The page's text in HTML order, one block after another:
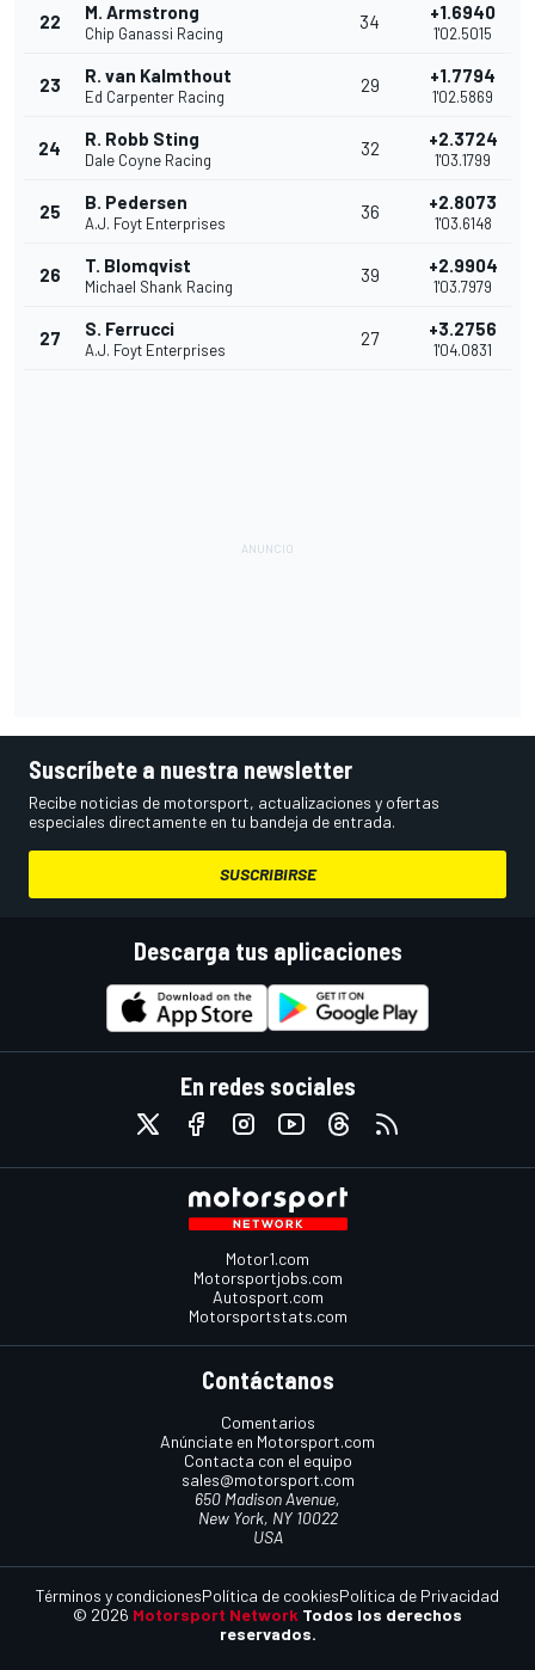
22 M. Armstrong
Chip Ganassi Racing
34 +1.6940
1'02.5015
23 R. van Kalmthout
Ed Carpenter Racing
29 +1.7794
1'02.5869
24 R. Robb Sting
Dale Coyne Racing
32 +2.3724
1'03.1799
25 B. Pedersen
A.J. Foyt Enterprises
36 +2.8073
1'03.6148
26 T. Blomqvist
Michael Shank Racing
39 +2.9904
1'03.7979
27 S. Ferrucci
A.J. Foyt Enterprises
27 +3.2756
1'04.0831
Suscríbete a nuestra newsletter
Recibe noticias de motorsport, actualizaciones y ofertas
especiales directamente en tu bandeja de entrada.
SUSCRIBIRSE
Descarga tus aplicaciones
En redes sociales
Motor1.com
Motorsportjobs.com
Autosport.com
Motorsportstats.com
Contáctanos
Comentarios
Anúnciate en Motorsport.com
Contacta con el equipo
sales@motorsport.com
650 Madison Avenue,
New York, NY 10022
USA
© 2026 Motorsport Network Todos los derechos
reservados.
Términos y condicionesPolítica de cookiesPolítica de Privacidad